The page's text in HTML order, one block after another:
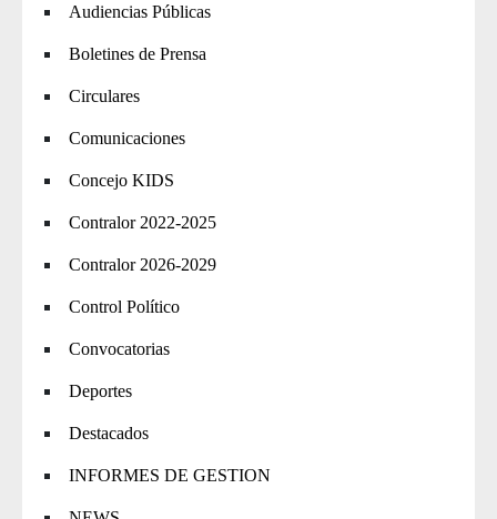
Audiencias Públicas
Boletines de Prensa
Circulares
Comunicaciones
Concejo KIDS
Contralor 2022-2025
Contralor 2026-2029
Control Político
Convocatorias
Deportes
Destacados
INFORMES DE GESTION